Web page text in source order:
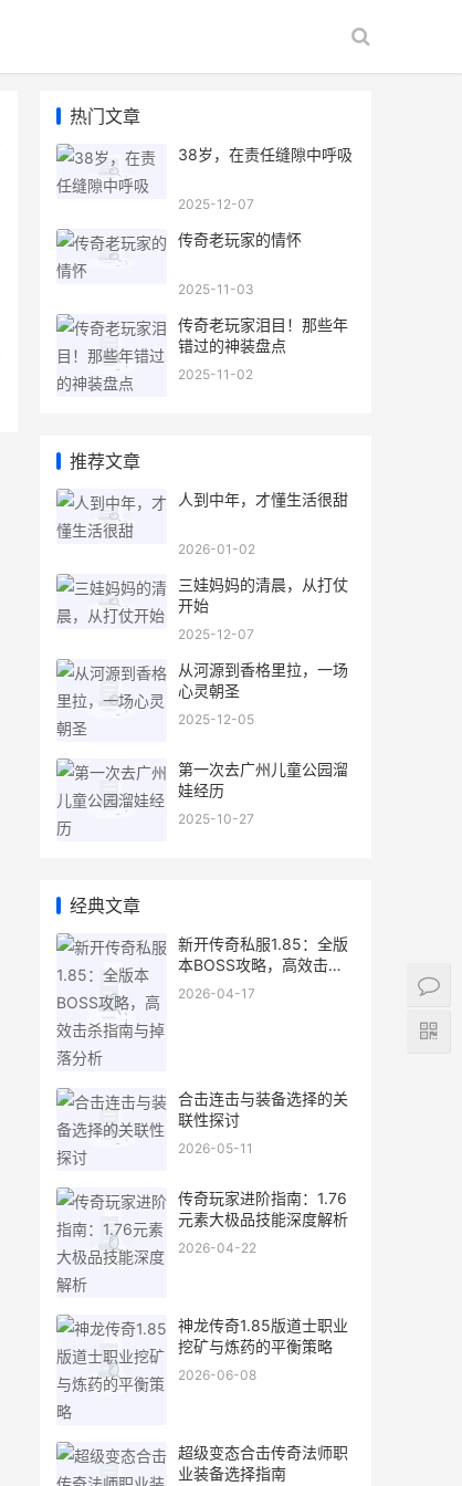
热门文章
38岁，在责任缝隙中呼吸
2025-12-07
传奇老玩家的情怀
2025-11-03
传奇老玩家泪目！那些年
错过的神装盘点
2025-11-02
推荐文章
人到中年，才懂生活很甜
2026-01-02
三娃妈妈的清晨，从打仗
开始
2025-12-07
从河源到香格里拉，一场
心灵朝圣
2025-12-05
第一次去广州儿童公园溜
娃经历
2025-10-27
经典文章
新开传奇私服1.85：全版
本BOSS攻略，高效击杀
指南与掉落分析
2026-04-17
合击连击与装备选择的关
联性探讨
2026-05-11
传奇玩家进阶指南：1.76
元素大极品技能深度解析
2026-04-22
神龙传奇1.85版道士职业
挖矿与炼药的平衡策略
2026-06-08
超级变态合击传奇法师职
业装备选择指南